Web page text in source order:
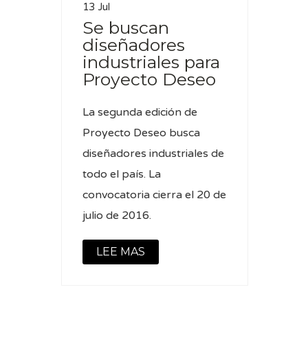
13 Jul
Se buscan
diseñadores
industriales para
Proyecto Deseo
La segunda edición de
Proyecto Deseo busca
diseñadores industriales de
todo el país. La
convocatoria cierra el 20 de
julio de 2016.
LEE MAS